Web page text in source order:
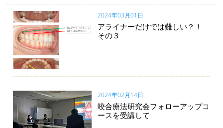
2024年03月01日
アライナーだけでは難しい？！
その３
2024年02月14日
咬合療法研究会フォローアップコ
ースを受講して